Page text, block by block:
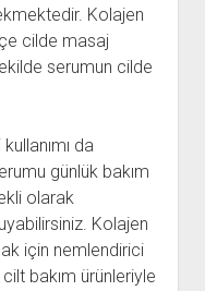
Kolajen
cilde masaj
serumun cilde
da
günlük bakım
olarak
Kolajen
için nemlendirici
bakım ürünleriyle